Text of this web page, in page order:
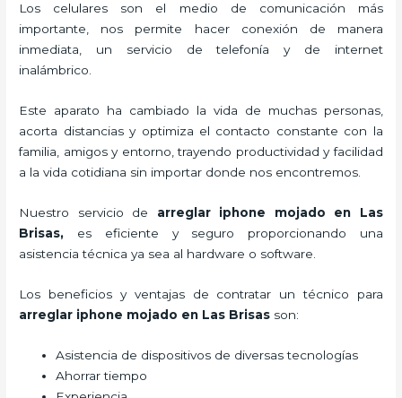
Los celulares son el medio de comunicación más
importante, nos permite hacer conexión de manera
inmediata, un servicio de telefonía y de internet
inalámbrico.
Este aparato ha cambiado la vida de muchas personas,
acorta distancias y optimiza el contacto constante con la
familia, amigos y entorno, trayendo productividad y facilidad
a la vida cotidiana sin importar donde nos encontremos.
Nuestro servicio de arreglar iphone mojado en Las
Brisas, es eficiente y seguro proporcionando una
asistencia técnica ya sea al hardware o software.
Los beneficios y ventajas de contratar un técnico para
arreglar iphone mojado en Las Brisas son:
Asistencia de dispositivos de diversas tecnologías
Ahorrar tiempo